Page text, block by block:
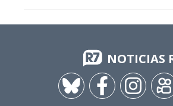
NOTICIAS